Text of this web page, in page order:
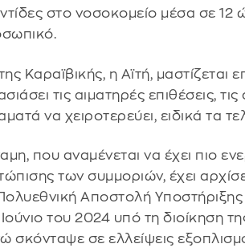
στο νοσοκομείο μέσα σε 12
Καραϊβικής, η Αϊτή, μαστίζεται
τις αιματηρές επιθέσεις,
να χειροτερεύει, ειδικά τα
που αναμένεται να έχει πιο
των συμμοριών, έχει
Αποστολή
του 2024 υπό τη διοίκηση
σκόνταψε σε ελλείψεις